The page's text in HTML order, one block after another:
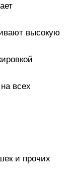
высокую
всех
и прочих